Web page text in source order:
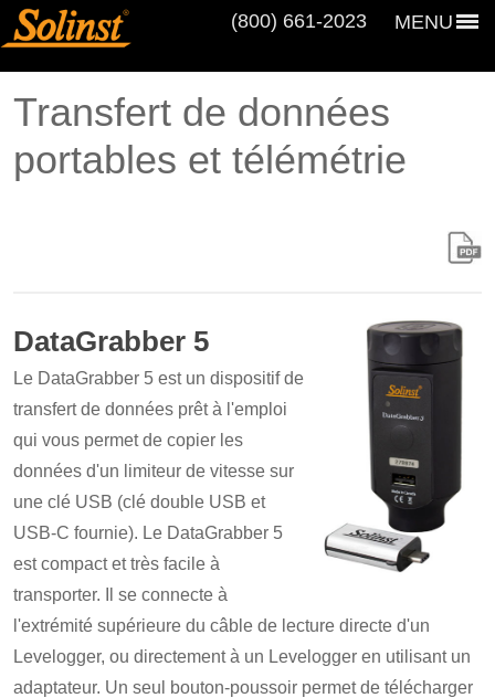
MENU
(800) 661‑2023
Transfert de données
portables et télémétrie
DataGrabber 5
Le DataGrabber 5 est un dispositif de
transfert de données prêt à l'emploi
qui vous permet de copier les
données d'un limiteur de vitesse sur
une clé USB (clé double USB et
USB-C fournie). Le DataGrabber 5
est compact et très facile à
transporter. Il se connecte à
l'extrémité supérieure du câble de lecture directe d'un
Levelogger, ou directement à un Levelogger en utilisant un
adaptateur. Un seul bouton-poussoir permet de télécharger